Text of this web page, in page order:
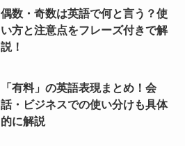
偶数・奇数は英語で何と言う？使
い方と注意点をフレーズ付きで解
説！
「有料」の英語表現まとめ！会
話・ビジネスでの使い分けも具体
的に解説